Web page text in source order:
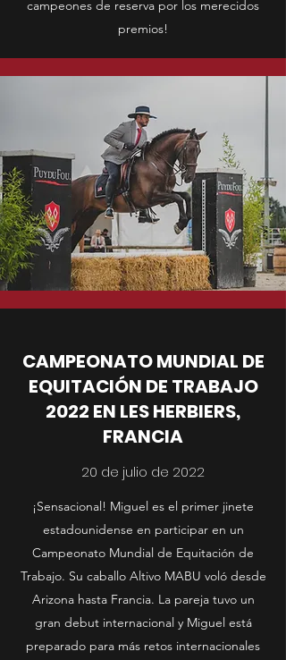
campeones de reserva por los merecidos
premios!
CAMPEONATO MUNDIAL DE
EQUITACIÓN DE TRABAJO
2022 EN LES HERBIERS,
FRANCIA
20 de julio de 2022
¡Sensacional! Miguel es el primer jinete
estadounidense en participar en un
Campeonato Mundial de Equitación de
Trabajo. Su caballo Altivo MABU voló desde
Arizona hasta Francia. La pareja tuvo un
gran debut internacional y Miguel está
preparado para más retos internacionales